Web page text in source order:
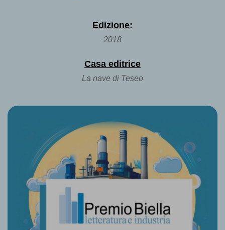
Edizione:
2018
Casa editrice
La nave di Teseo